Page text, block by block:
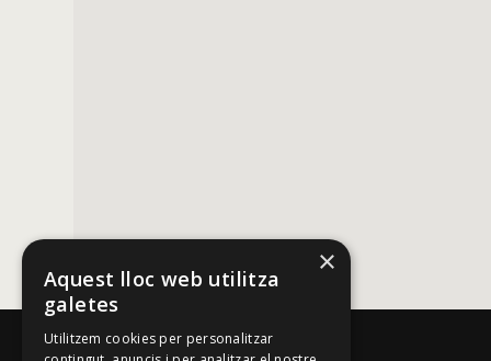
×
Aquest lloc web utilitza
galetes
Utilitzem cookies per personalitzar